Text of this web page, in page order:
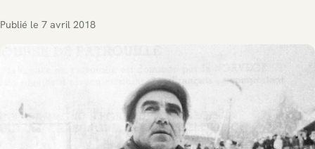
Publié le 7 avril 2018